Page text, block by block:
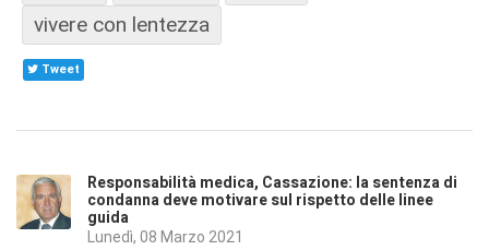
vivere con lentezza
Tweet
Responsabilità medica, Cassazione: la sentenza di
condanna deve motivare sul rispetto delle linee
guida
Lunedì, 08 Marzo 2021